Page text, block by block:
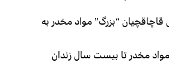
“بزرگ” مواد مخدر به
قاچاق مواد مخدر تا بیست سال زندان